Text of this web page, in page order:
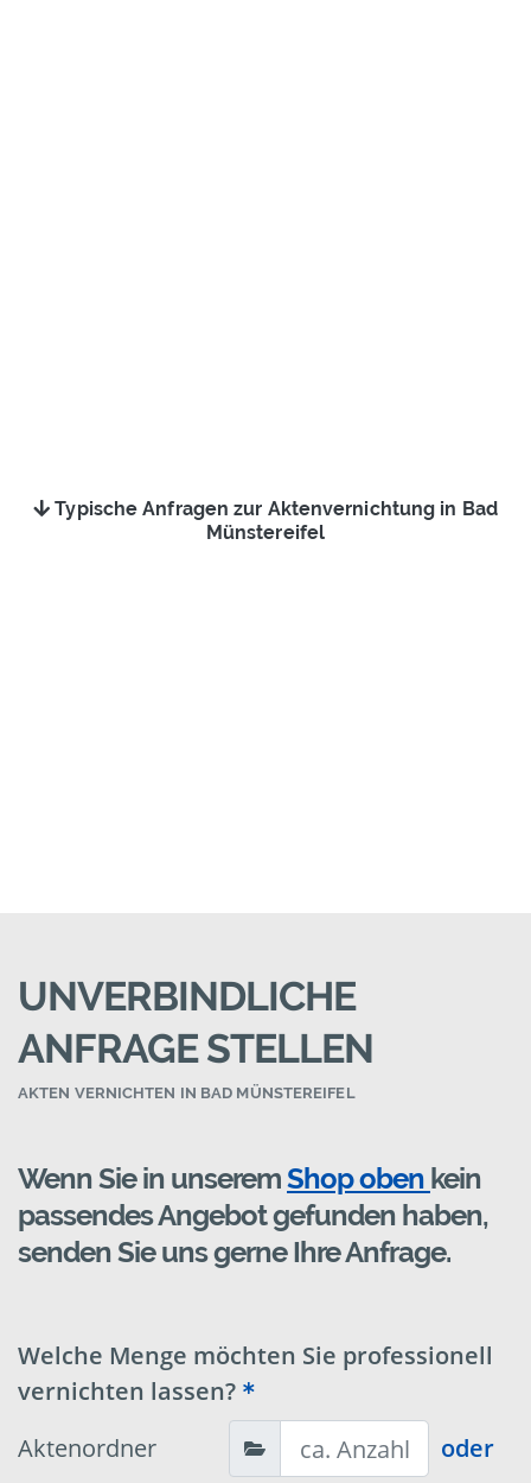
Typische Anfragen zur Aktenvernichtung in Bad
Münstereifel
UNVERBINDLICHE
ANFRAGE STELLEN
AKTEN VERNICHTEN IN BAD MÜNSTEREIFEL
Wenn Sie in unseremShop oben kein
passendes Angebot gefunden haben,
senden Sie uns gerne Ihre Anfrage.
Welche Menge möchten Sie professionell
vernichten lassen?
Aktenordner
oder